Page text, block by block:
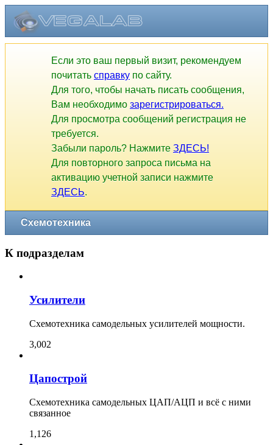
Если это ваш первый визит, рекомендуем
почитать справку по сайту.
Для того, чтобы начать писать сообщения,
Вам необходимо зарегистрироваться.
Для просмотра сообщений регистрация не
требуется.
Забыли пароль? Нажмите ЗДЕСЬ!
Для повторного запроса письма на
активацию учетной записи нажмите
ЗДЕСЬ.
Схемотехника
К подразделам
Усилители
Схемотехника самодельных усилителей мощности.
3,002
Цапострой
Схемотехника самодельных ЦАП/АЦП и всё с ними
связанное
1,126